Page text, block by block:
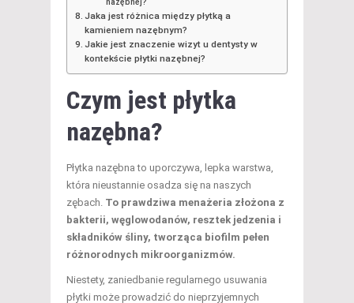
nazębnej?
Jaka jest różnica między płytką a
kamieniem nazębnym?
Jakie jest znaczenie wizyt u dentysty w
kontekście płytki nazębnej?
Czym jest płytka
nazębna?
Płytka nazębna to uporczywa, lepka warstwa,
która nieustannie osadza się na naszych
zębach. To prawdziwa menażeria złożona z
bakterii, węglowodanów, resztek jedzenia i
składników śliny, tworząca biofilm pełen
różnorodnych mikroorganizmów.
Niestety, zaniedbanie regularnego usuwania
płytki może prowadzić do nieprzyjemnych